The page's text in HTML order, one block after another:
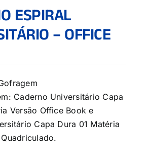
ESPIRAL
– OFFICE
Caderno Universitário Capa
Versão Office Book e
Capa Dura 01 Matéria